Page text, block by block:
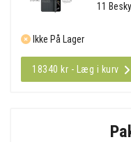
11
Ikke På Lager
18340 kr - Læg i kurv